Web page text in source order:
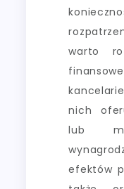
warto
nich
lub
efektów